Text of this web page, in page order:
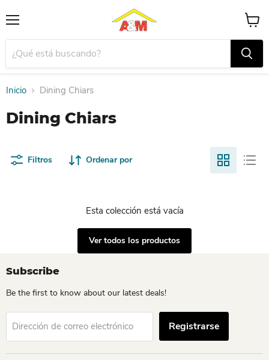
Ver
carrito
Inicio Dining Chiars
Dining Chiars
Filtros Ordenar por
Esta colección está vacía
Ver todos los productos
Subscribe
Be the first to know about our latest deals!
Dirección de correo electrónico Registrarse